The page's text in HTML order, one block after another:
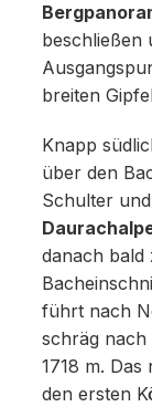
beschließen
breiten
Knapp
über den
Schulter
danach bald
führt nach
schräg nach
1718 m. Das
den ersten